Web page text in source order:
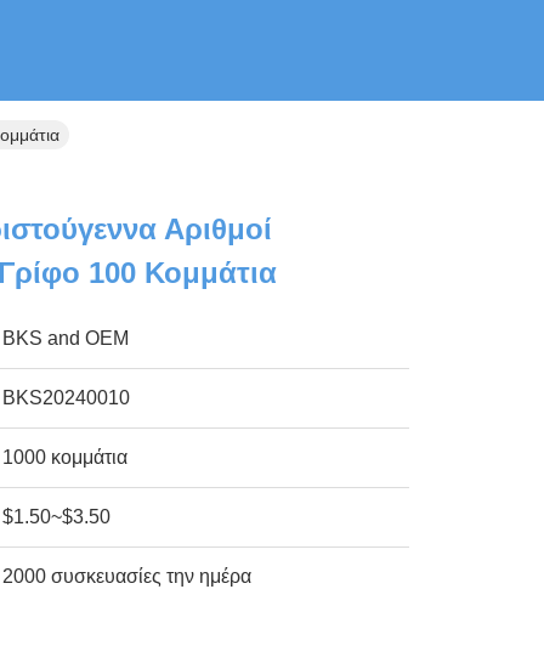
Αριθμοί
100 Κομμάτια
BKS and OEM
BKS20240010
1000 κομμάτια
$1.50~$3.50
2000 συσκευασίες την ημέρα